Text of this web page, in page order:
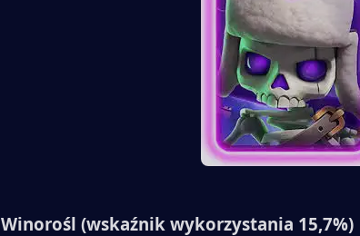
Winorośl (wskaźnik wykorzystania 15,7%)